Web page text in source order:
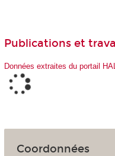
Publications et
Données extraites du portail HAL
Coordonnées